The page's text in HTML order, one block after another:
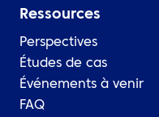
Ressources
Perspectives
Études de cas
Événements à venir
FAQ